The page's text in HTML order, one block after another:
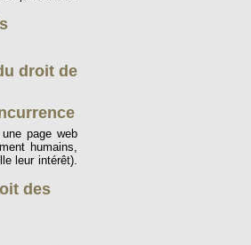
droit de
page web
humains,
leur intérêt).
des